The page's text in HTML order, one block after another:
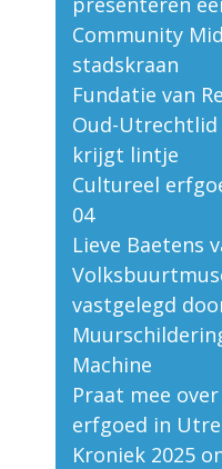
Community
stadskraan
Fundatie van
Oud-Utrechtlid
krijgt lintje
Cultureel
04
Lieve Baetens
vastgelegd
Machine
Praat mee
erfgoed in
Kroniek 2025